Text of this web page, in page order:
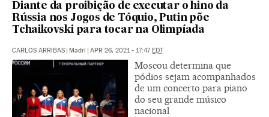
Diante da proibição de executar o hino da
Rússia nos Jogos de Tóquio, Putin põe
Tchaikovski para tocar na Olimpíada
CARLOS ARRIBAS | Madri | APR 26, 2021 - 17:47EDT
Moscou determina que
pódios sejam acompanhados
de um concerto para piano
do seu grande músico
nacional